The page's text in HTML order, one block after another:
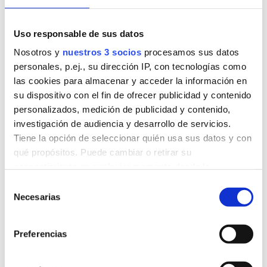
Uso responsable de sus datos
Nosotros y nuestros 3 socios procesamos sus datos
personales, p.ej., su dirección IP, con tecnologías como
las cookies para almacenar y acceder la información en
su dispositivo con el fin de ofrecer publicidad y contenido
personalizados, medición de publicidad y contenido,
investigación de audiencia y desarrollo de servicios.
Tiene la opción de seleccionar quién usa sus datos y con
qué propósitos. Puede cambiar o retirar su
consentimiento.
Obtenga más información sobre cómo se procesan sus
datos personales y establezca sus preferencias en la
Necesarias
Preferencias
oportuno, por especialistas del ámbito legal o de
cualquier otro.
Siendo un acto voluntario, cualquiera de las partes
puede dar por finalizado el procedimiento cuando
considere oportuno, comunicándoselo así al
mediador. No hay que llegar a un acuerdo
obligatoriamente.
Entradas recientes